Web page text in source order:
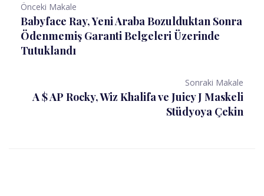
Önceki Makale
Babyface Ray, Yeni Araba Bozulduktan Sonra
Ödenmemiş Garanti Belgeleri Üzerinde
Tutuklandı
Sonraki Makale
A $ AP Rocky, Wiz Khalifa ve Juicy J Maskeli
Stüdyoya Çekin